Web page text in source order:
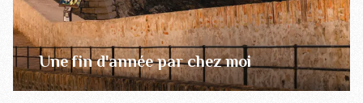
Une fin d'année par chez moi